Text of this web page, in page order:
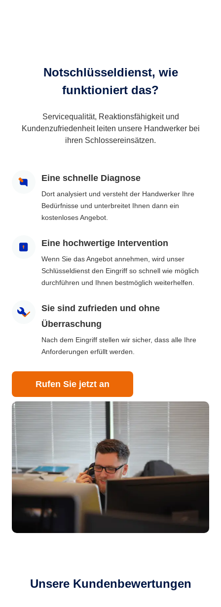
Notschlüsseldienst, wie
funktioniert das?
Servicequalität, Reaktionsfähigkeit und
Kundenzufriedenheit leiten unsere Handwerker bei
ihren Schlossereinsätzen.
Eine schnelle Diagnose
Dort analysiert und versteht der Handwerker Ihre
Bedürfnisse und unterbreitet Ihnen dann ein
kostenloses Angebot.
Eine hochwertige Intervention
Wenn Sie das Angebot annehmen, wird unser
Schlüsseldienst den Eingriff so schnell wie möglich
durchführen und Ihnen bestmöglich weiterhelfen.
Sie sind zufrieden und ohne
Überraschung
Nach dem Eingriff stellen wir sicher, dass alle Ihre
Anforderungen erfüllt werden.
Rufen Sie jetzt an
Unsere Kundenbewertungen